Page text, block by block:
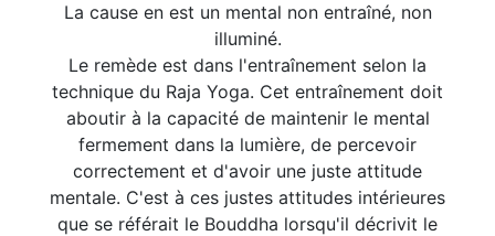
La cause en est un mental non entraîné, non
illuminé.
Le remède est dans l'entraînement selon la
technique du Raja Yoga. Cet entraînement doit
aboutir à la capacité de maintenir le mental
fermement dans la lumière, de percevoir
correctement et d'avoir une juste attitude
mentale. C'est à ces justes attitudes intérieures
que se référait le Bouddha lorsqu'il décrivit le